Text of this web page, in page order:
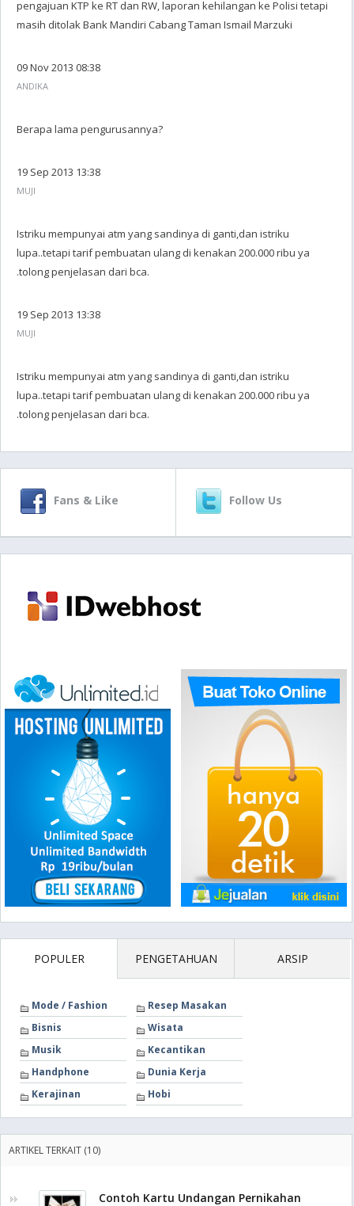
pengajuan KTP ke RT dan RW, laporan kehilangan ke Polisi tetapi
masih ditolak Bank Mandiri Cabang Taman Ismail Marzuki
09 Nov 2013 08:38
ANDIKA
Berapa lama pengurusannya?
19 Sep 2013 13:38
MUJI
Istriku mempunyai atm yang sandinya di ganti,dan istriku
lupa..tetapi tarif pembuatan ulang di kenakan 200.000 ribu ya
.tolong penjelasan dari bca.
19 Sep 2013 13:38
MUJI
Istriku mempunyai atm yang sandinya di ganti,dan istriku
lupa..tetapi tarif pembuatan ulang di kenakan 200.000 ribu ya
.tolong penjelasan dari bca.
Fans & Like Follow Us
POPULER PENGETAHUAN ARSIP
Mode / Fashion
Resep Masakan
Bisnis
Wisata
Musik
Kecantikan
Handphone
Dunia Kerja
Kerajinan
Hobi
ARTIKEL TERKAIT (10)
Contoh Kartu Undangan Pernikahan